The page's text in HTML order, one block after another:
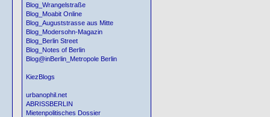
Blog_Wrangelstraße
Blog_Moabit Online
Blog_Auguststrasse aus Mitte
Blog_Modersohn-Magazin
Blog_Berlin Street
Blog_Notes of Berlin
Blog@inBerlin_Metropole Berlin
KiezBlogs
urbanophil.net
ABRISSBERLIN
Mietenpolitisches Dossier